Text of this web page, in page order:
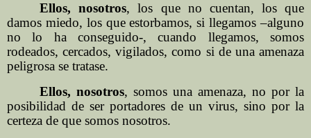
Ellos, nosotros, los que no cuentan, los que
damos miedo, los que estorbamos, si llegamos –alguno
no lo ha conseguido-, cuando llegamos, somos
rodeados, cercados, vigilados, como si de una amenaza
peligrosa se tratase.
Ellos, nosotros, somos una amenaza, no por la
posibilidad de ser portadores de un virus, sino por la
certeza de que somos nosotros.